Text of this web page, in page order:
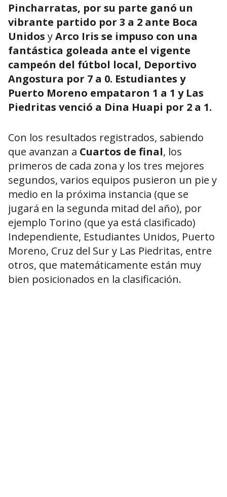
Pincharratas, por su parte ganó un
vibrante partido por 3 a 2 ante Boca
Unidos yArco Iris se impuso con una
fantástica goleada ante el vigente
campeón del fútbol local, Deportivo
Angostura por 7 a 0. Estudiantes y
Puerto Moreno empataron 1 a 1 y Las
Piedritas venció a Dina Huapi por 2 a 1.
Con los resultados registrados, sabiendo
que avanzan a Cuartos de final, los
primeros de cada zona y los tres mejores
segundos, varios equipos pusieron un pie y
medio en la próxima instancia (que se
jugará en la segunda mitad del año), por
ejemplo Torino (que ya está clasificado)
Independiente, Estudiantes Unidos, Puerto
Moreno, Cruz del Sur y Las Piedritas, entre
otros, que matemáticamente están muy
bien posicionados en la clasificación.